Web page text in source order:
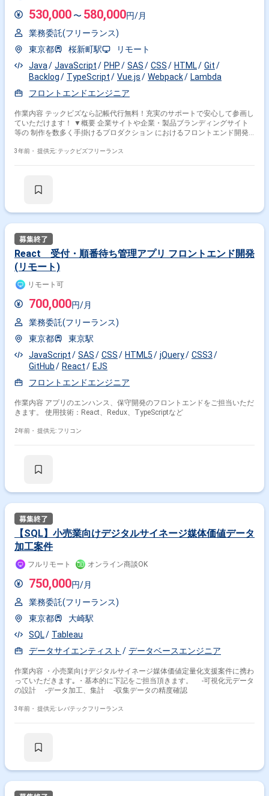
530,000 〜 580,000円/月
業務委託(フリーランス)
東京都
桜新町駅
リモート
Java
JavaScript PHP SAS CSS HTML
Git
Backlog
TypeScript Vue.js Webpack
Lambda
フロントエンドエンジニア
作業内容 テックビズなら記帳代行無料！充実のサポートで安心して参画し
ていただけます！ ▼概要 企業サイトや企業・製品ブランディングサイト
等の 制作を数多く手掛けるプロダクション におけるフロントエンド開発
有り、 こだわり抜いたアウトプットの品質に定評のある企業様です。 参
HTML/CSS/JavaScript(Vue.js)/TypeScriptなど を用いたサイト制作をお任
は慣れるまでの間出社はございますが、フルリモートも可能です 精算
幅:140-180h 面談:1回 ※週5日〜OKの案件です！
3年前・ 提供元: テックビズフリーランス
React 受付・順番待ち管理アプリ フロントエンド開発
(リモート)
リモート可
700,000円/月
業務委託(フリーランス)
東京都
東京駅
JavaScript
SAS CSS HTML5 jQuery
CSS3
GitHub
React
EJS
フロントエンドエンジニア
作業内容 アプリのエンハンス、保守開発のフロントエンドをご担当いただ
きます。 使用技術：React、Redux、TypeScriptなど
2年前・ 提供元: フリコン
【SQL】小売業向けデジタルサイネージ媒体価値データ
加工案件
フルリモート オンライン商談OK
750,000円/月
業務委託(フリーランス)
東京都
大崎駅
SQL
Tableau
データサイエンティスト
データベースエンジニア
作業内容 ・小売業向けデジタルサイネージ媒体価値定量化支援案件に携わ
っていただきます｡ ・基本的に下記をご担当頂きます。 ‐可視化元データ
の設計 ‐データ加工、集計 ‐収集データの精度確認
3年前・ 提供元: レバテックフリーランス